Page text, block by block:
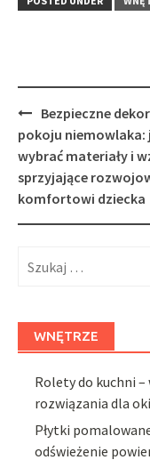
Post
navigation
Bezpieczne
pokoju niemowlaka:
wybrać materiały i
sprzyjające
komfortowi dziecka
WNĘTRZE
Rolety do kuchni
rozwiązania dla
Płytki
odświeżenie